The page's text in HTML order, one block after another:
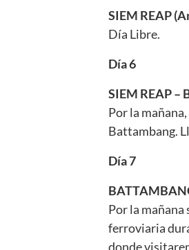
SIEM REAP
Día Libre.
Día 6
SIEM REAP –
Por la
Battambang.
Día 7
Por la
ferroviaria
donde